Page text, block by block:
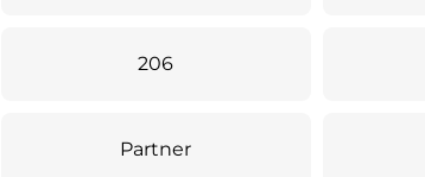
206
Partner